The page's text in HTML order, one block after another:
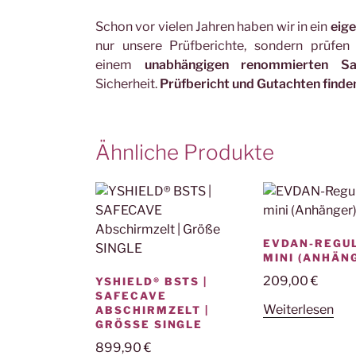
Schon vor vielen Jahren haben wir in ein
nur unsere Prüfberichte, sondern
einem unabhängigen renommierten
Sicherheit. Prüfbericht und Gutachten
Ähnliche Produkte
YSHIELD® BSTS |
SAFECAVE
ABSCHIRMZELT |
GRÖSSE SINGLE
899,90€
EVDAN-
MINI
209,00€
Weiterlesen